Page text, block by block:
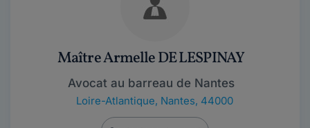
Maître Armelle DE LESPINAY
Avocat au barreau de Nantes
Loire-Atlantique, Nantes, 44000